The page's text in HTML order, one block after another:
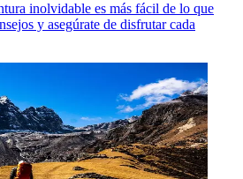
inolvidable es más fácil de lo que
y asegúrate de disfrutar cada